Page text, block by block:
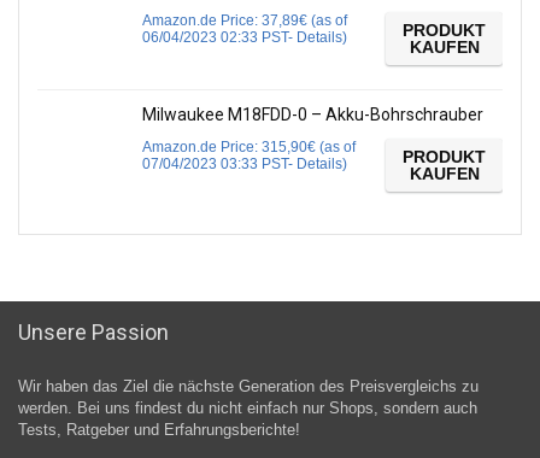
Amazon.de Price: 37,89€ (as of
06/04/2023 02:33 PST- Details)
PRODUKT
KAUFEN
Milwaukee M18FDD-0 – Akku-Bohrschrauber
Amazon.de Price: 315,90€ (as of
07/04/2023 03:33 PST- Details)
PRODUKT
KAUFEN
Unsere Passion
Wir haben das Ziel die nächste Generation des Preisvergleichs zu
werden. Bei uns findest du nicht einfach nur Shops, sondern auch
Tests, Ratgeber und Erfahrungsberichte!